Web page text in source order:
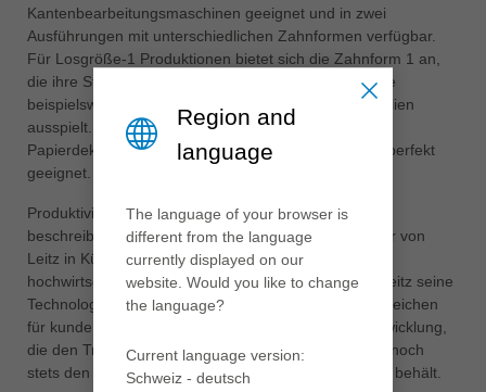
Kantenbearbeitungsmaschinen geeignet und in zwei
Ausführungen mit unterschiedlichen Zahnformen verfügbar.
Für Losgröße-1 Produktionen bietet sich die Zahnform 1 an,
die ihre Stärken in unterschiedlichsten Materialien wie
beispielsweise Melamin, HPL oder Hochglanzmaterialien
ausspielt. Für die Bearbeitung hochwertiger Furniere,
Papierdekore oder Wabenplatten ist die Zahnform 2 perfekt
geeignet.
Produktivität, Effizienz, Qualität und Nachhaltigkeit
beschreiben diese Generation der Kompaktzerspaner von
Leitz in Kürze. Mit dieser leistungsfähigen und
hochwirtschaftlichen Werkzeuglösung unterstreicht Leitz seine
Technologieführerschaft erneut und setzt ein klares Zeichen
für kundenorientierte und marktgerechte Produktentwicklung,
die den Trends der Branche Rechnung trägt und dennoch
stets den Vorteil des Kunden und Anwenders im Blick behält.
Region and
language
The language of your browser is
different from the language
currently displayed on our
website. Would you like to change
the language?
Current language version:
Schweiz - deutsch